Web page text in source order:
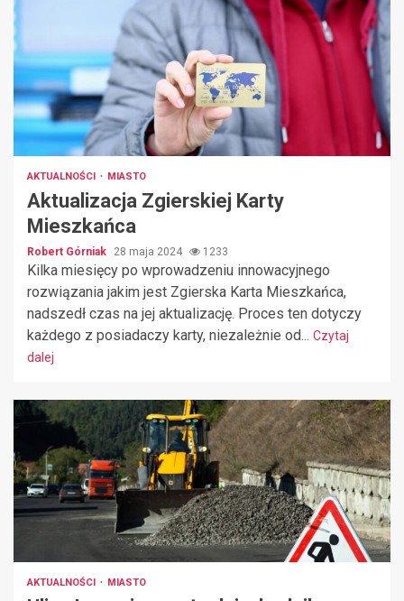
AKTUALNOŚCI MIASTO
Aktualizacja Zgierskiej Karty
Mieszkańca
Robert Górniak 28 maja 2024 1233
Kilka miesięcy po wprowadzeniu innowacyjnego
rozwiązania jakim jest Zgierska Karta Mieszkańca,
nadszedł czas na jej aktualizację. Proces ten dotyczy
każdego z posiadaczy karty, niezależnie od... Czytaj
dalej
AKTUALNOŚCI MIASTO